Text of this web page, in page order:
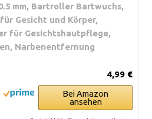
mm, Bartroller Bartwuchs,
Gesicht und Körper,
für Gesichtshautpflege,
Narbenentfernung
4,99 €
Bei Amazon
ansehen